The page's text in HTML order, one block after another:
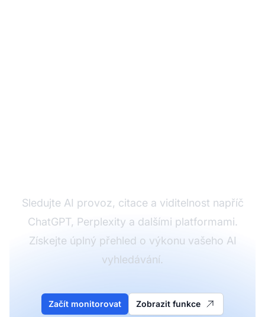
Sledujte AI provoz, citace a viditelnost napříč
ChatGPT, Perplexity a dalšími platformami.
Získejte úplný přehled o výkonu vašeho AI
vyhledávání.
Začít monitorovat Zobrazit funkce